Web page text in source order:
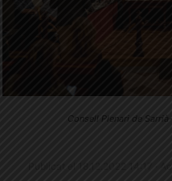
Consell Plenari de